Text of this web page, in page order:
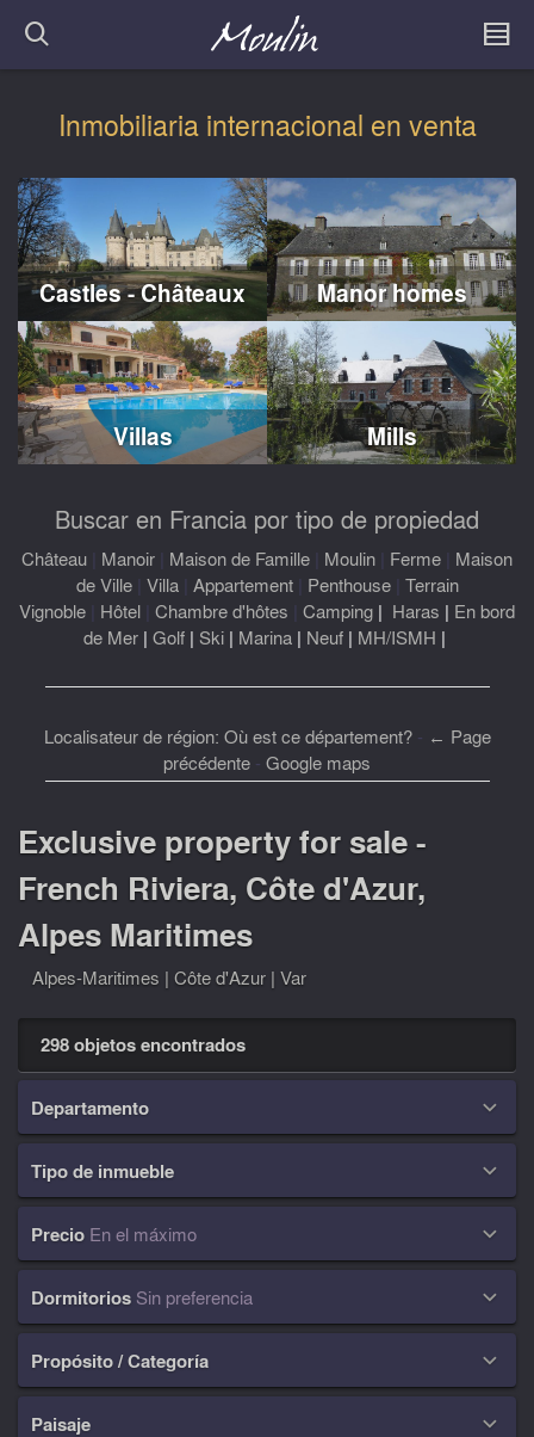
Inmobiliaria internacional en venta
Castles - Châteaux Manor homes
Villas Mills
Buscar en Francia por tipo de propiedad
Château Manoir Maison de Famille Moulin Ferme Maison
de Ville| Villa| Appartement| Penthouse| Terrain
Vignoble Hôtel Chambre d'hôtes Camping | Haras | En bord
de Mer | Golf | Ski | Marina | Neuf | MH/ISMH |
Localisateur de région: Où est ce département?- ← Page
précédente - Google maps
Exclusive property for sale -
French Riviera, Côte d'Azur,
Alpes Maritimes
Alpes-Maritimes | Côte d'Azur | Var
298 objetos encontrados
Departamento 
Tipo de inmueble 
Precio En el máximo 
Dormitorios Sin preferencia 
Propósito / Categoría 
Paisaje 